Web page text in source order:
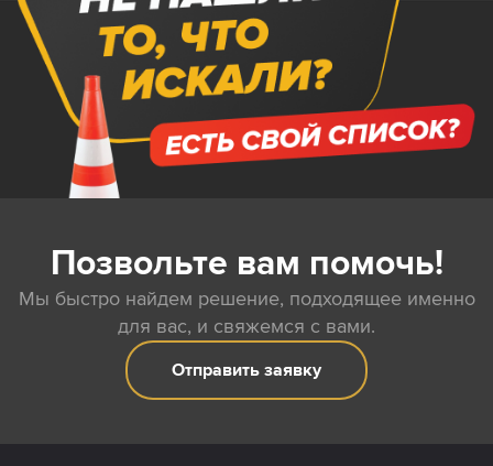
Позвольте вам помочь!
Мы быстро найдем решение, подходящее именно
для вас, и свяжемся с вами.
Отправить заявку